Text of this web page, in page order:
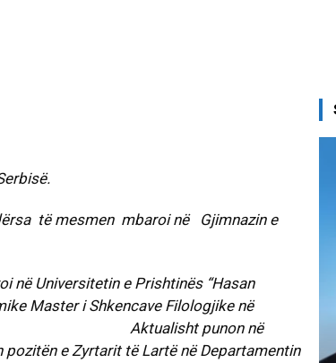
e Serbisë.
të mesmen mbaroi në Gjimnazin e
në Universitetin e Prishtinës “Hasan
Master i Shkencave Filologjike në
Aktualisht punon në
e Zyrtarit të Lartë në Departamentin